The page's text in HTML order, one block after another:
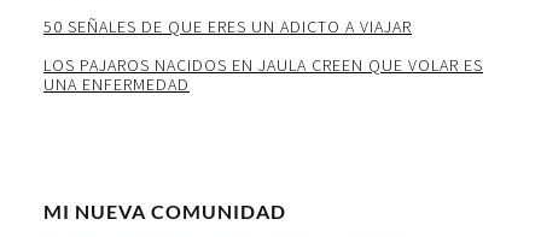
50 SEÑALES DE QUE ERES UN ADICTO A VIAJAR
LOS PAJAROS NACIDOS EN JAULA CREEN QUE VOLAR ES
UNA ENFERMEDAD
MI NUEVA COMUNIDAD